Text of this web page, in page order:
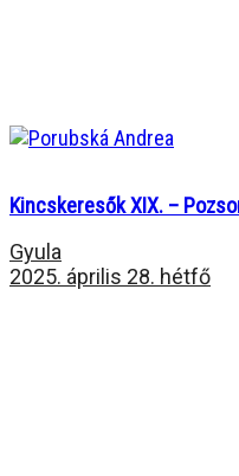
Kincskeresők XIX. –
Gyula
2025. április 28. hétfő